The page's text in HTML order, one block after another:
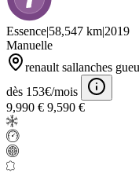
Essence|58,547 km|2019
Manuelle
renault sallanches
dès 153€/mois
9,990 € 9,590 €